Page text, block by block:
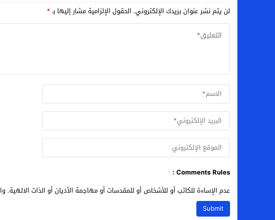
لن يتم نشر عنوان بريدك الإلكتروني. الحقول الإلزامية مشار إليها بـ*
Comments Rules :
عدم الإساءة للكاتب أو للأشخاص أو للمقدسات أو مهاجمة الأديان أو الذات الالهية.